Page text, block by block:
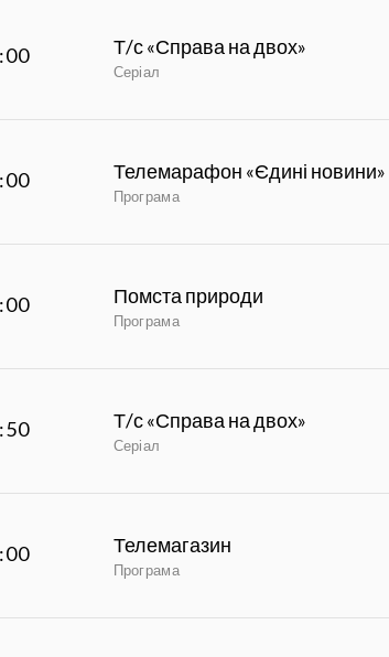
Т/с «Справа на двох»
Серіал
Телемарафон «Єдині новини»
Програма
Помста природи
Програма
Т/с «Справа на двох»
Серіал
Телемагазин
Програма